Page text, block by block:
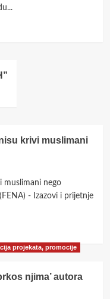
krivi muslimani
muslimani nego
- Izazovi i prijetnje
projekata, promocije
njima’ autora